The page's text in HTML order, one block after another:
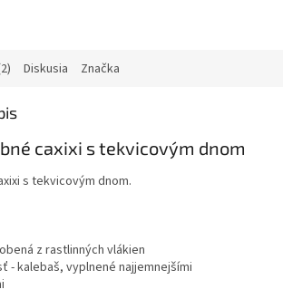
Diskusia Značka
caxixi s tekvicovým dnom
s tekvicovým dnom.
z rastlinných vlákien
- kalebaš, vyplnené najjemnejšími